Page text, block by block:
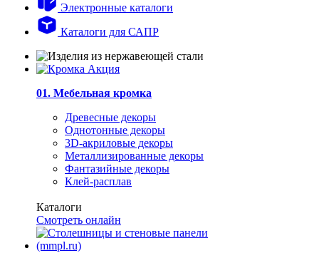
Электронные каталоги
Каталоги для САПР
01. Мебельная кромка
Древесные декоры
Однотонные декоры
3D-акриловые декоры
Металлизированные декоры
Фантазийные декоры
Клей-расплав
Каталоги
Смотреть онлайн